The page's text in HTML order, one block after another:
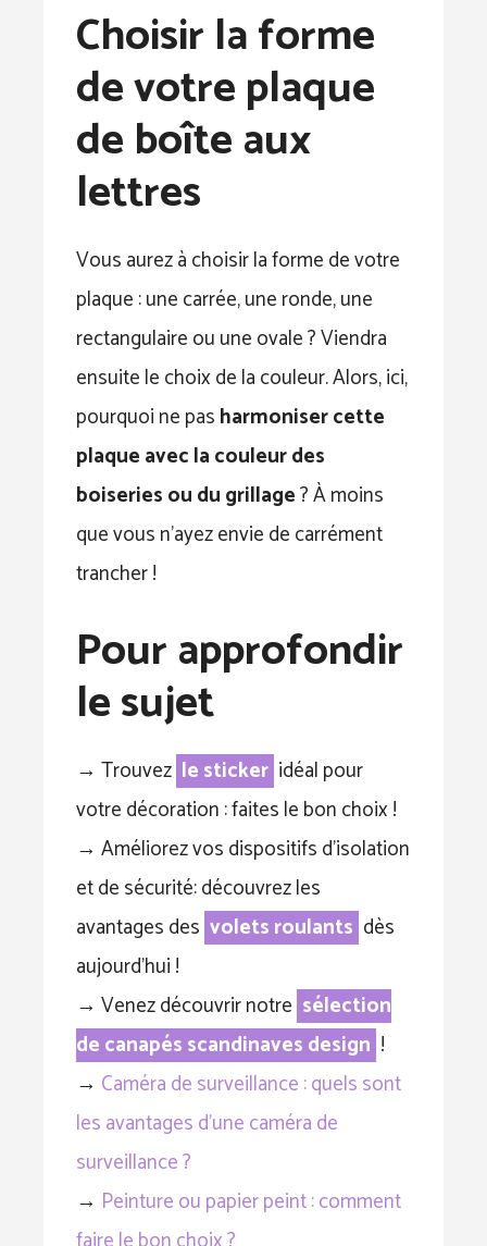
Choisir la forme
de votre plaque
de boîte aux
lettres
Vous aurez à choisir la forme de votre
plaque : une carrée, une ronde, une
rectangulaire ou une ovale ? Viendra
ensuite le choix de la couleur. Alors, ici,
pourquoi ne pasharmoniser cette
plaque avec la couleur des
boiseries ou du grillage? À moins
que vous n’ayez envie de carrément
trancher !
Pour approfondir
le sujet
→ Trouvez le sticker idéal pour
votre décoration : faites le bon choix !
→ Améliorez vos dispositifs d’isolation
et de sécurité: découvrez les
avantages des volets roulants dès
aujourd’hui !
→ Venez découvrir notre sélection
de canapés scandinaves design !
→ Caméra de surveillance : quels sont
les avantages d’une caméra de
surveillance ?
→ Peinture ou papier peint : comment